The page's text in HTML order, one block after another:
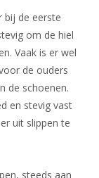
bij de eerste
om de hiel
Vaak is er wel
de ouders
de schoenen.
en stevig vast
uit slippen te
steeds aan